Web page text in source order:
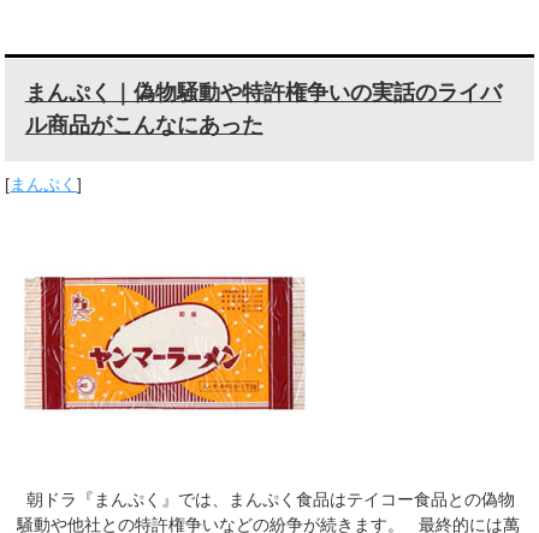
まんぷく｜偽物騒動や特許権争いの実話のライバ
ル商品がこんなにあった
[まんぷく]
朝ドラ『まんぷく』では、まんぷく食品はテイコー食品との偽物
騒動や他社との特許権争いなどの紛争が続きます。 最終的には萬